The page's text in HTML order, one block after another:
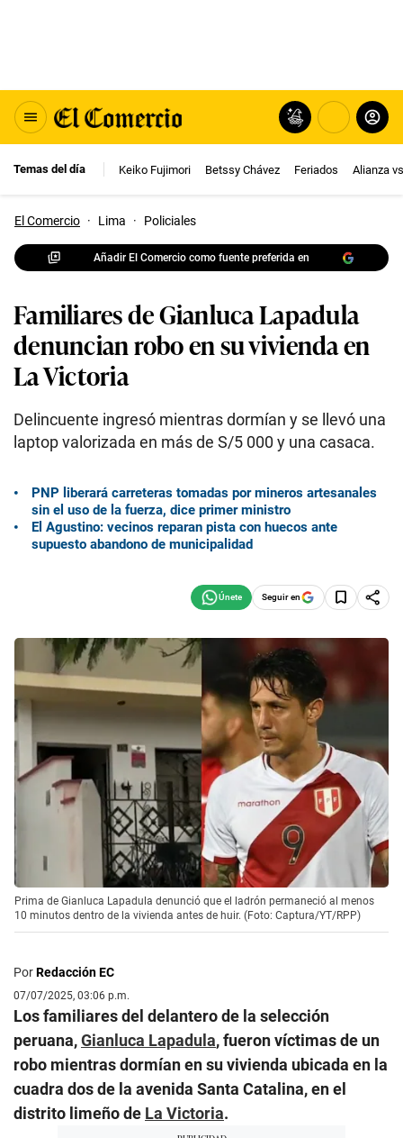
Temas del día Keiko Fujimori Betssy Chávez Feriados Alianza
El Comercio · Lima · Policiales
Añadir El Comercio como fuente preferida en
Familiares de Gianluca Lapadula
denuncian robo en su vivienda en
La Victoria
Delincuente ingresó mientras dormían y se llevó una
laptop valorizada en más de S/5 000 y una casaca.
PNP liberará carreteras tomadas por mineros artesanales
sin el uso de la fuerza, dice primer ministro
El Agustino: vecinos reparan pista con huecos ante
supuesto abandono de municipalidad
Seguir en
Prima de Gianluca Lapadula denunció que el ladrón permaneció al menos
10 minutos dentro de la vivienda antes de huir. (Foto: Captura/YT/RPP)
PorRedacción EC
07/07/2025, 03:06 p.m.
Los familiares del delantero de la selección
peruana,Gianluca Lapadula, fueron víctimas de un
robo mientras dormían en su vivienda ubicada en la
cuadra dos de la avenida Santa Catalina, en el
distrito limeño de La Victoria.